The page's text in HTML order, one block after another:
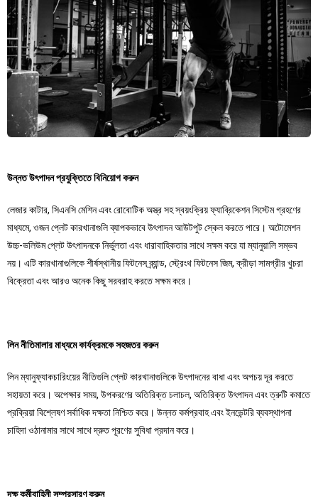
উন্নত উৎপাদন প্রযুক্তিতে বিনিয়োগ করুন
লেজার কাটার, সিএনসি মেশিন এবং রোবোটিক অস্ত্র সহ স্বয়ংক্রিয় ফ্যাব্রিকেশন সিস্টেম গ্রহণের
মাধ্যমে, ওজন প্লেট কারখানাগুলি ব্যাপকভাবে উৎপাদন আউটপুট স্কেল করতে পারে। অটোমেশন
উচ্চ-ভলিউম প্লেট উৎপাদনকে নির্ভুলতা এবং ধারাবাহিকতার সাথে সক্ষম করে যা ম্যানুয়ালি সম্ভব
নয়। এটি কারখানাগুলিকে শীর্ষস্থানীয় ফিটনেস ব্র্যান্ড, স্ট্রেংথ ফিটনেস জিম, ক্রীড়া সামগ্রীর খুচরা
বিক্রেতা এবং আরও অনেক কিছু সরবরাহ করতে সক্ষম করে।
লিন নীতিমালার মাধ্যমে কার্যক্রমকে সহজতর করুন
লিন ম্যানুফ্যাকচারিংয়ের নীতিগুলি প্লেট কারখানাগুলিকে উৎপাদনের বাধা এবং অপচয় দূর করতে
সহায়তা করে। অপেক্ষার সময়, উপকরণের অতিরিক্ত চলাচল, অতিরিক্ত উৎপাদন এবং ত্রুটি কমাতে
প্রক্রিয়া বিশ্লেষণ সর্বাধিক দক্ষতা নিশ্চিত করে। উন্নত কর্মপ্রবাহ এবং ইনভেন্টরি ব্যবস্থাপনা
চাহিদা ওঠানামার সাথে সাথে দ্রুত পূরণের সুবিধা প্রদান করে।
দক্ষ কর্মীবাহিনী সম্প্রসারণ করুন